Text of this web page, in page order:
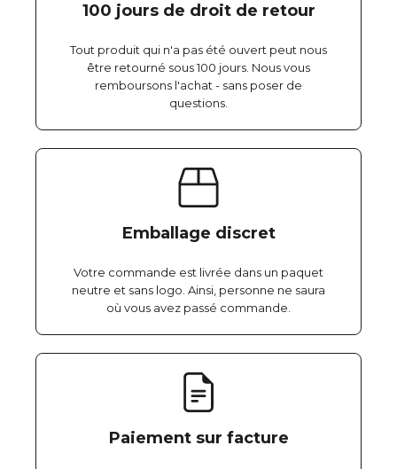
100 jours de droit de retour
Tout produit qui n'a pas été ouvert peut nous
être retourné sous 100 jours. Nous vous
remboursons l'achat - sans poser de
questions.
Emballage discret
Votre commande est livrée dans un paquet
neutre et sans logo. Ainsi, personne ne saura
où vous avez passé commande.
Paiement sur facture